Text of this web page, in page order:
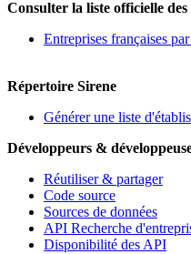
Consulter la liste officielle
Entreprises françaises
Répertoire Sirene
Générer une liste
Développeurs &
Réutiliser & partager
Code source
Sources de données
API Recherche
Disponibilité des API